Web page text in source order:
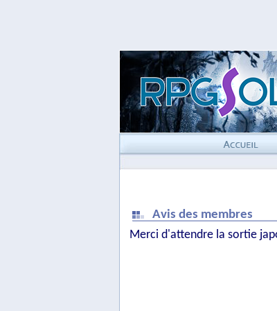
Avis des membres
Merci d'attendre la sortie